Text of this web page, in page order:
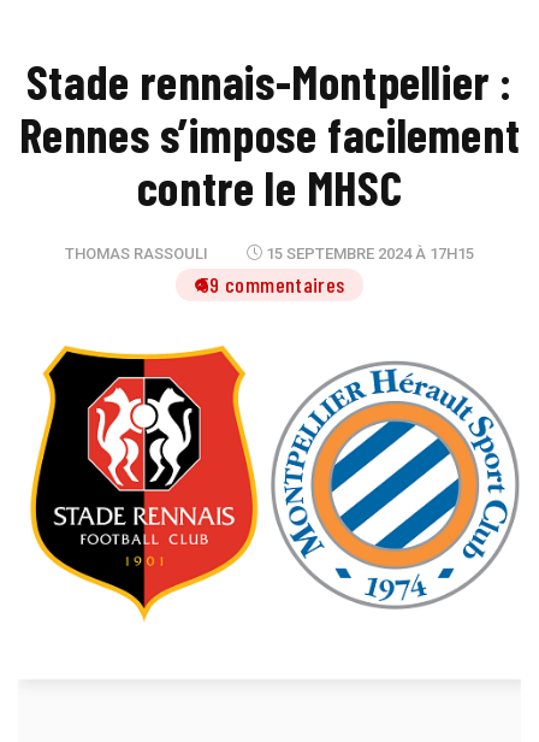
Stade rennais-Montpellier :
Rennes s’impose facilement
contre le MHSC
THOMAS RASSOULI 15 SEPTEMBRE 2024 À 17H15
59 commentaires